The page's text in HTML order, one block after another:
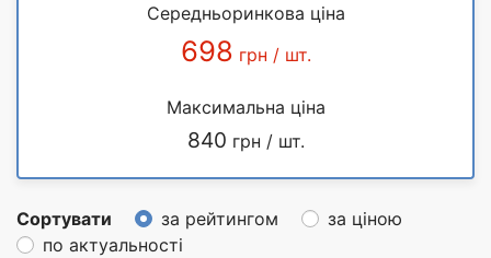
Середньоринкова ціна
698 грн / шт.
Максимальна ціна
840 грн / шт.
Сортувати за рейтингом
за ціною
по актуальності